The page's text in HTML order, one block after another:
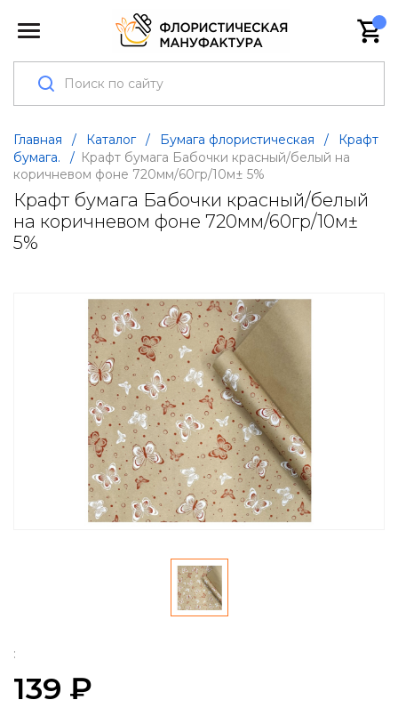
Главная / Каталог / Бумага флористическая /
Крафт
бумага.
/ Крафт бумага Бабочки красный/белый на
коричневом фоне 720мм/60гр/10м± 5%
Крафт бумага Бабочки красный/белый
на коричневом фоне 720мм/60гр/10м±
5%
:
139 ₽